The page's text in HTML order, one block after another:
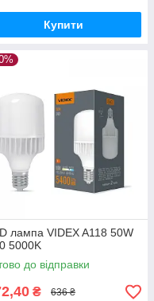
Купити
лампа VIDEX A118 50W
5000K
до відправки
₴ 636 ₴